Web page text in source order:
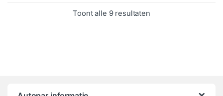
Toont alle 9 resultatenGesorteerd op